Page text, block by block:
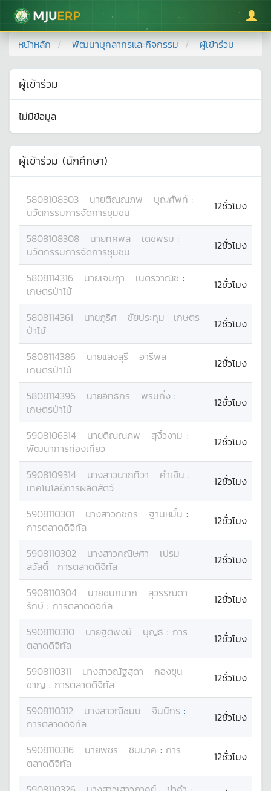
มหาวิทยาลัยแม่โจ้
หน้าหลัก พัฒนาบุคลากรและกิจกรรม ผู้เข้าร่วม
ผู้เข้าร่วม
ไม่มีข้อมูล
ผู้เข้าร่วม (นักศึกษา)
5808108303 นายติณณภพ บุญศัพท์ :
นวัตกรรมการจัดการชุมชน
12ชั่วโมง
5808108308 นายทศพล เดชพรม :
นวัตกรรมการจัดการชุมชน
12ชั่วโมง
5808114316 นายเจษฎา เนตรวาณิช :
เกษตรป่าไม้
12ชั่วโมง
5808114361 นายภูริศ ชัยประทุม : เกษตร
ป่าไม้
12ชั่วโมง
5808114386 นายแสงสุรี อารีพล :
เกษตรป่าไม้
12ชั่วโมง
5808114396 นายอิทธิกร พรมกิ่ง :
เกษตรป่าไม้
12ชั่วโมง
5908106314 นายติณณภพ สุงิ้วงาม :
พัฒนาการท่องเที่ยว
12ชั่วโมง
5908109314 นางสาวนาถทิวา คำเงิน :
เทคโนโลยีการผลิตสัตว์
12ชั่วโมง
5908110301 นางสาวกชกร ฐานหมั้น :
การตลาดดิจิทัล
12ชั่วโมง
5908110302 นางสาวคณิษศา
เปรม
สวัสดิ์ : การตลาดดิจิทัล 12ชั่วโมง
5908110304 นายชนกนาถ
สุวรรณดา
รักษ์ : การตลาดดิจิทัล 12ชั่วโมง
5908110310 นายฐิติพงษ์ บุญธิ : การ
ตลาดดิจิทัล
12ชั่วโมง
5908110311 นางสาวณัฐสุดา
กองขุน
ชาญ : การตลาดดิจิทัล 12ชั่วโมง
5908110312 นางสาวณิชมน จินนิกร :
การตลาดดิจิทัล
12ชั่วโมง
5908110316 นายพชร ชินนาค : การ
ตลาดดิจิทัล
12ชั่วโมง